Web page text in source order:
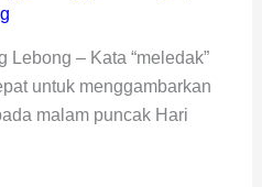
Lebong – Kata “meledak”
untuk menggambarkan
malam puncak Hari